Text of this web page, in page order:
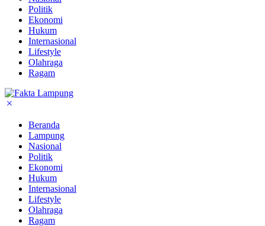
Politik
Ekonomi
Hukum
Internasional
Lifestyle
Olahraga
Ragam
Beranda
Lampung
Nasional
Politik
Ekonomi
Hukum
Internasional
Lifestyle
Olahraga
Ragam